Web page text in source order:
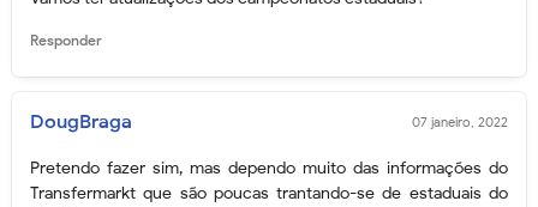
Responder
DougBraga 07 janeiro, 2022
Pretendo fazer sim, mas dependo muito das informações do
Transfermarkt que são poucas trantando-se de estaduais do